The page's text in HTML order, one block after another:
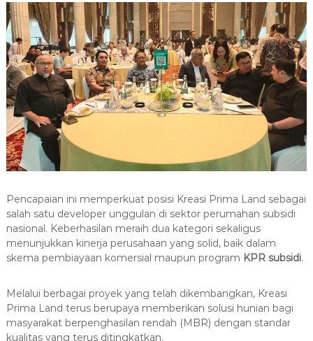
Pencapaian ini memperkuat posisi Kreasi Prima Land sebagai
salah satu developer unggulan di sektor perumahan subsidi
nasional. Keberhasilan meraih dua kategori sekaligus
menunjukkan kinerja perusahaan yang solid, baik dalam
skema pembiayaan komersial maupun program KPR subsidi.
Melalui berbagai proyek yang telah dikembangkan, Kreasi
Prima Land terus berupaya memberikan solusi hunian bagi
masyarakat berpenghasilan rendah (MBR) dengan standar
kualitas yang terus ditingkatkan.